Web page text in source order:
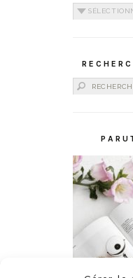
Catégories
Rechercher :